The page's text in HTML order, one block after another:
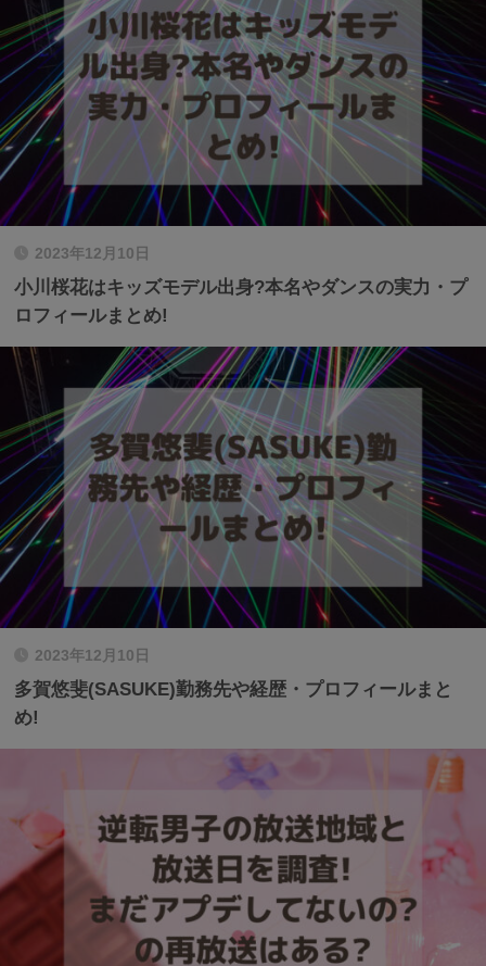
2023年12月10日
小川桜花はキッズモデル出身?本名やダンスの実力・プ
ロフィールまとめ!
2023年12月10日
多賀悠斐(SASUKE)勤務先や経歴・プロフィールまと
め!